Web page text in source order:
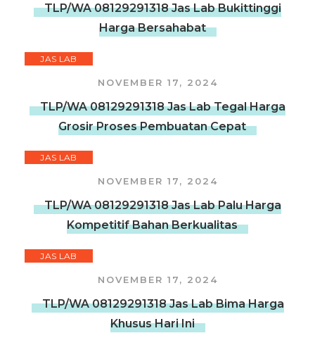
TLP/WA 08129291318 Jas Lab Bukittinggi
Harga Bersahabat
JAS LAB
NOVEMBER 17, 2024
TLP/WA 08129291318 Jas Lab Tegal Harga
Grosir Proses Pembuatan Cepat
JAS LAB
NOVEMBER 17, 2024
TLP/WA 08129291318 Jas Lab Palu Harga
Kompetitif Bahan Berkualitas
JAS LAB
NOVEMBER 17, 2024
TLP/WA 08129291318 Jas Lab Bima Harga
Khusus Hari Ini